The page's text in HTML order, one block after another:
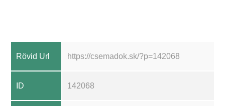
Rövid Url https://csemadok.sk/?p=142068
ID 142068